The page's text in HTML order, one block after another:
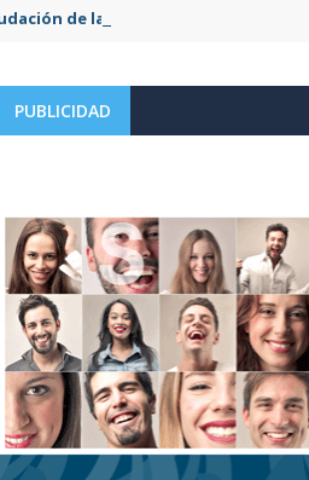
de la tasa de aguas y basuras
PUBLICIDAD